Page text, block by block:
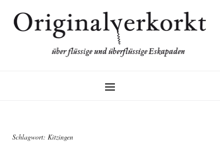
Schlagwort: Kitzingen